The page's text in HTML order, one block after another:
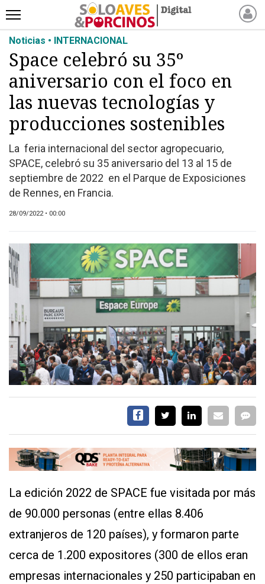
INICIO
NOTICIAS RECIENTES
NOTICIAS
ARTÍCULOS
PRODUCCIÓN
PROCESO
PRODUCTO
NUEVOS PRODUCTOS
MARKETPLACE
DIRECTORIO
CALENDARIO
MEDIA KIT
SERVICIOS
AYUDA
Y
CONDICIONES
PRIVACIDAD
MAPA
DEL
SITIO
APP
SMARTPHONE
Noticias • INTERNACIONAL
Space celebró su 35º
aniversario con el foco en
las nuevas tecnologías y
producciones sostenibles
La feria internacional del sector agropecuario,
SPACE, celebró su 35 aniversario del 13 al 15 de
septiembre de 2022 en el Parque de Exposiciones
de Rennes, en Francia.
28/09/2022 • 00:00
La edición 2022 de SPACE fue visitada por más
de 90.000 personas (entre ellas 8.406
extranjeros de 120 países), y formaron parte
cerca de 1.200 expositores (300 de ellos eran
empresas internacionales y 250 participaban en